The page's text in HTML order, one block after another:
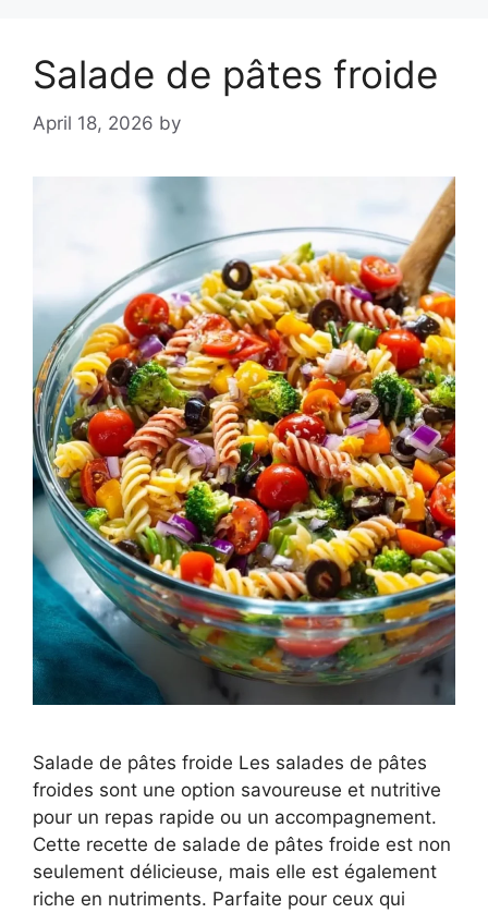
Salade de pâtes froide
April 18, 2026 by
Salade de pâtes froide Les salades de pâtes
froides sont une option savoureuse et nutritive
pour un repas rapide ou un accompagnement.
Cette recette de salade de pâtes froide est non
seulement délicieuse, mais elle est également
riche en nutriments. Parfaite pour ceux qui